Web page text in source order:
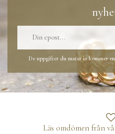
De uppgifter du matar in kommer
Läs omdömen från